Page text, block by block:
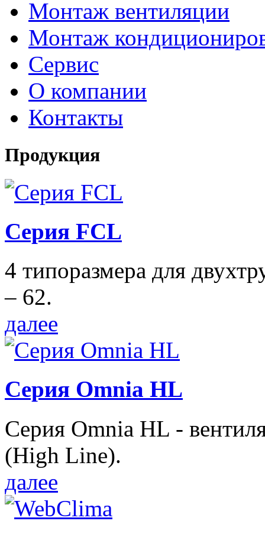
Монтаж вентиляции
Монтаж
Сервис
О компании
Контакты
Продукция
Серия FCL
4 типоразмера для
– 62.
далее
Серия Omnia HL
Серия Omnia HL -
(High Line).
далее